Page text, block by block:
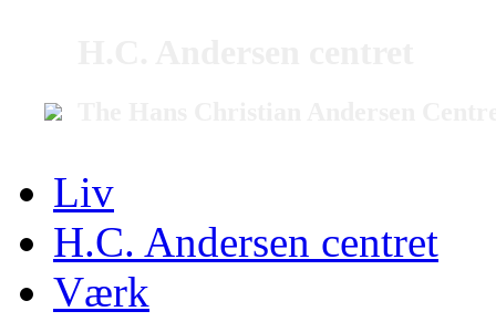
Liv
H.C. Andersen centret
Værk